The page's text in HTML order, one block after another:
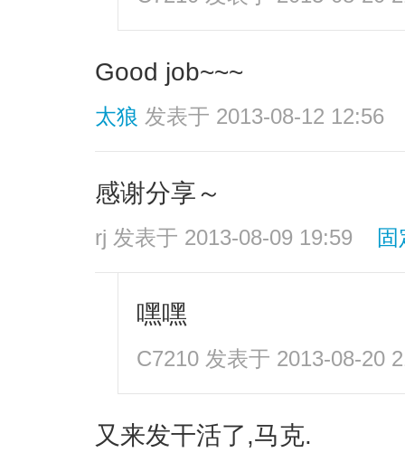
Good job~~~
太狼 发表于 2013-08-12 12:56
感谢分享～
rj 发表于 2013-08-09 19:59
嘿嘿
C7210 发表于 2013-08-20
又来发干活了,马克.